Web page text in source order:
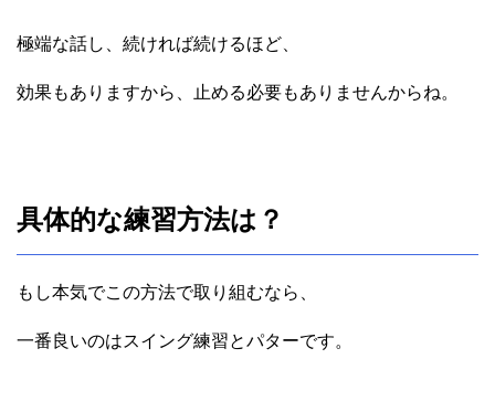
極端な話し、続ければ続けるほど、
効果もありますから、止める必要もありませんからね。
具体的な練習方法は？
もし本気でこの方法で取り組むなら、
一番良いのはスイング練習とパターです。